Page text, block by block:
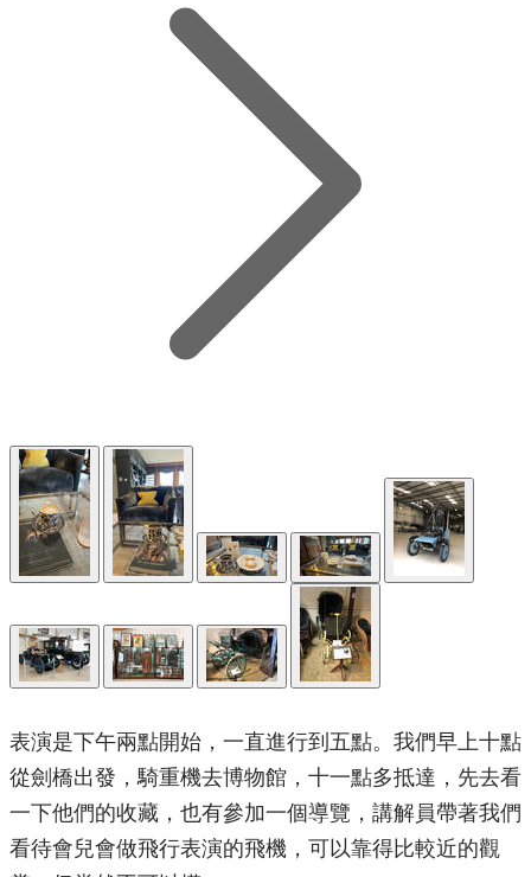
表演是下午兩點開始，一直進行到五點。我們早上十點
從劍橋出發，騎重機去博物館，十一點多抵達，先去看
一下他們的收藏，也有參加一個導覽，講解員帶著我們
看待會兒會做飛行表演的飛機，可以靠得比較近的觀